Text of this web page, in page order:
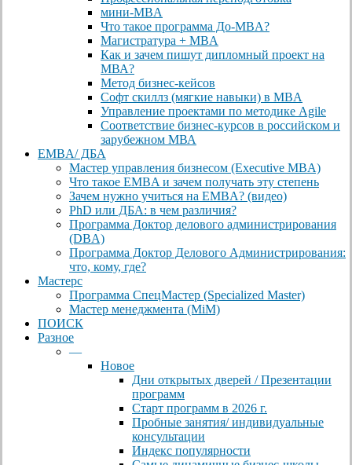
мини-MBA
Что такое программа До-MBA?
Магистратура + MBA
Как и зачем пишут дипломный проект на
МВА?
Метод бизнес-кейсов
Софт скиллз (мягкие навыки) в MBA
Управление проектами по методике Agile
Соответствие бизнес-курсов в российском и
зарубежном МВА
EMBA/ ДБA
Мастер управления бизнесом (Executive MBA)
Что такое EMBA и зачем получать эту степень
Зачем нужно учиться на EMBA? (видео)
PhD или ДБА: в чем различия?
Программа Доктор делового администрирования
(DBА)
Программа Доктор Делового Администрирования:
что, кому, где?
Мастерс
Программа СпецМастер (Specialized Master)
Мастер менеджмента (MiM)
ПОИСК
Разное
—
Новое
Дни открытых дверей / Презентации
программ
Старт программ в 2026 г.
Пробные занятия/ индивидуальные
консультации
Индекс популярности